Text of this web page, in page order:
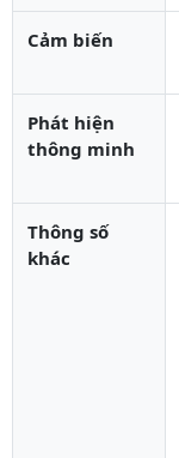
Cảm biến
Phát hiện
thông minh
Thông số
khác